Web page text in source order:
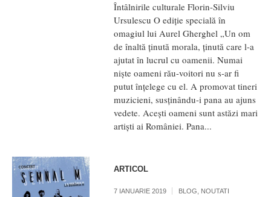
Întâlnirile culturale Florin-Silviu
Ursulescu O ediție specială în
omagiul lui Aurel Gherghel „Un om
de înaltă ținută morala, ținută care l-a
ajutat în lucrul cu oamenii. Numai
niște oameni rău-voitori nu s-ar fi
putut înțelege cu el. A promovat tineri
muzicieni, susținându-i pana au ajuns
vedete. Acești oameni sunt astăzi mari
artiști ai României. Pana...
ARTICOL
7 IANUARIE 2019 BLOG NOUTATI